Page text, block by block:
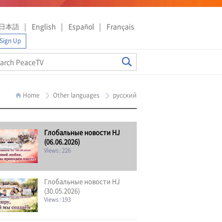
本語 English Español Français
Sign Up
Home Other languages русский